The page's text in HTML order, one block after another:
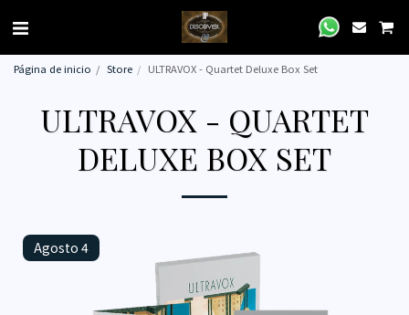
Página de inicio Store ULTRAVOX - Quartet Deluxe Box Set
ULTRAVOX - QUARTET
DELUXE BOX SET
Agosto 4